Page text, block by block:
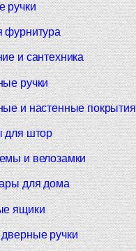
ручки
фурнитура
и сантехника
ручки
и настенные покрытия
для штор
и велозамки
для дома
ящики
ручки